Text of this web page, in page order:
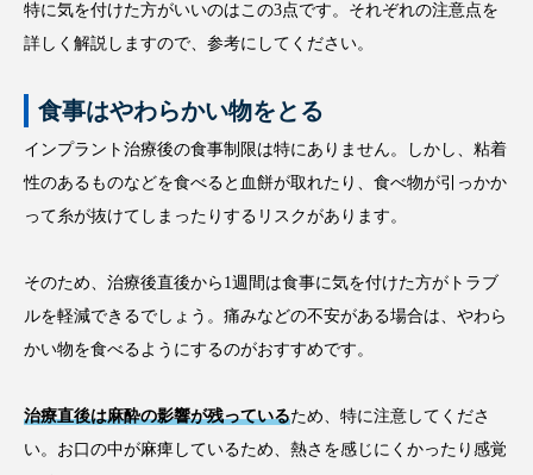
特に気を付けた方がいいのはこの3点です。それぞれの注意点を
詳しく解説しますので、参考にしてください。
食事はやわらかい物をとる
インプラント治療後の食事制限は特にありません。しかし、粘着
性のあるものなどを食べると血餅が取れたり、食べ物が引っかか
って糸が抜けてしまったりするリスクがあります。
そのため、治療後直後から1週間は食事に気を付けた方がトラブ
ルを軽減できるでしょう。痛みなどの不安がある場合は、やわら
かい物を食べるようにするのがおすすめです。
治療直後は麻酔の影響が残っているため、特に注意してくださ
い。お口の中が麻痺しているため、熱さを感じにくかったり感覚